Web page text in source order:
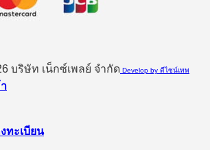
บริษัท เน็กซ์เพลย์ จำกัด Develop by ดีไซน์เทพ
ทะเบียน